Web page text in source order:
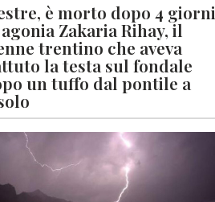
è morto dopo 4 giorni
Zakaria Rihay, il
trentino che aveva
la testa sul fondale
un tuffo dal pontile a